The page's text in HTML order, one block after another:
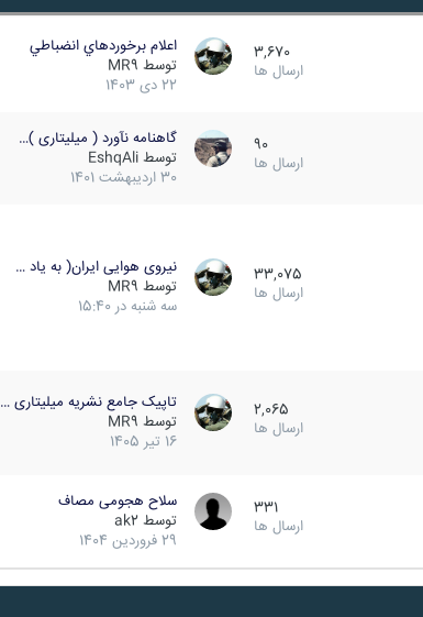
3,670
ارسال ها
اعلام برخوردهاي انضباطي
توسط MR9
22 دی 1403
90
ارسال ها
گاهنامه نآورد ( میلیتاری )…
توسط EshqAli
30 اردیبهشت 1401
33,075
ارسال ها
نیروی هوایی ایران( به یاد …
توسط MR9
سه شنبه در 15:40
2,065
ارسال ها
تاپیک جامع نشریه میلیتاری …
توسط MR9
16 تیر 1405
331
ارسال ها
سلاح هجومی مصاف
توسط ak2
29 فروردین 1404